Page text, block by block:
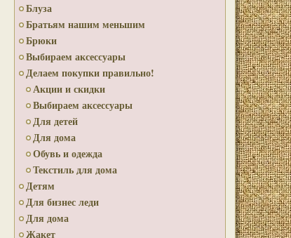
Блуза
Братьям нашим меньшим
Брюки
Выбираем аксессуары
Делаем покупки правильно!
Акции и скидки
Выбираем аксессуары
Для детей
Для дома
Обувь и одежда
Текстиль для дома
Детям
Для бизнес леди
Для дома
Жакет